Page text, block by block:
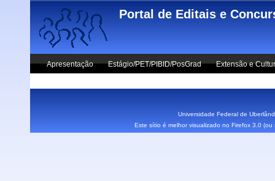
Skip to main content
Portal de Editais e
Apresentação Estágio/PET/PIBID/PosGrad Extensão e
Universidade Federal de
Este sítio é melhor visualizado no Firefox 3.0